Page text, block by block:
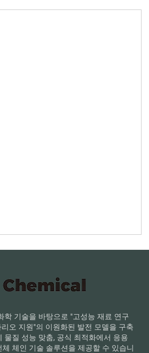
학 기술을 바탕으로 "고성능 재료 연구
오 지원"의 이원화된 발전 모델을 구축
물질 성능 맞춤, 공식 최적화에서 응용
체인 기술 솔루션을 제공할 수 있습니